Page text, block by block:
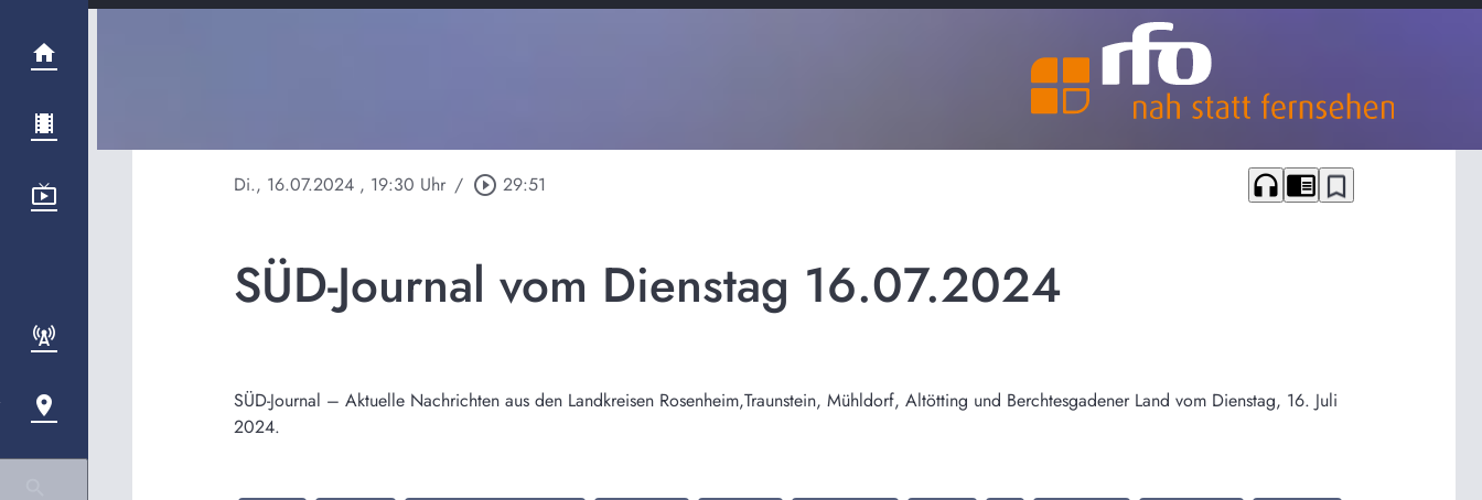
Di., 16.07.2024 , 19:30 Uhr / play_circle_outline 29:51 headphones chrome_reader_mode bookmark_border
SÜD-Journal vom Dienstag 16.07.2024
SÜD-Journal – Aktuelle Nachrichten aus den Landkreisen Rosenheim,Traunstein, Mühldorf, Altötting und Berchtesgadener Land vom Dienstag, 16. Juli
2024.